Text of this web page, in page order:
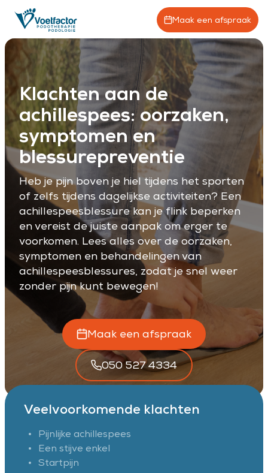
Maak een afspraak
Klachten aan de
achillespees: oorzaken,
symptomen en
blessurepreventie
Heb je pijn boven je hiel tijdens het sporten
of zelfs tijdens dagelijkse activiteiten? Een
achillespeesblessure kan je flink beperken
en vereist de juiste aanpak om erger te
voorkomen. Lees alles over de oorzaken,
symptomen en behandelingen van
achillespeesblessures, zodat je snel weer
zonder pijn kunt bewegen!
Maak een afspraak
050 527 4334
Veelvoorkomende klachten
Pijnlijke achillespees
Een stijve enkel
Startpijn